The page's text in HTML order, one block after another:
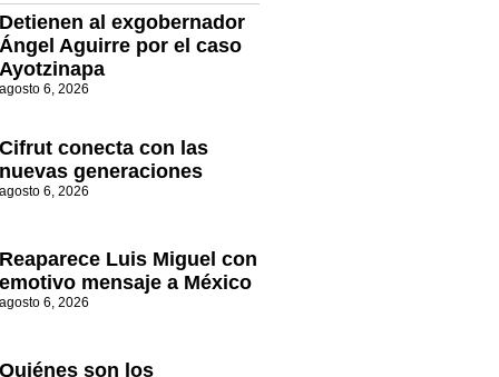
Detienen al exgobernador
Ángel Aguirre por el caso
Ayotzinapa
agosto 6, 2026
Cifrut conecta con las
nuevas generaciones
agosto 6, 2026
Reaparece Luis Miguel con
emotivo mensaje a México
agosto 6, 2026
Quiénes son los